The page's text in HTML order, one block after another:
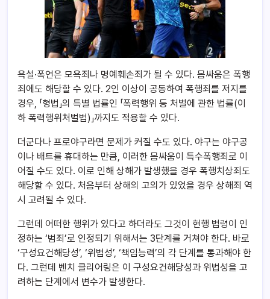
욕설·폭언은 모욕죄나 명예훼손죄가 될 수 있다. 몸싸움은 폭행
죄에도 해당할 수 있다. 2인 이상이 공동하여 폭행죄를 저지를
경우, 「형법」의 특별 법률인 「폭력행위 등 처벌에 관한 법률(이
하 폭력행위처벌법)」까지도 적용할 수 있다.
더군다나 프로야구라면 문제가 커질 수도 있다. 야구는 야구공
이나 배트를 휴대하는 만큼, 이러한 몸싸움이 특수폭행죄로 이
어질 수도 있다. 이로 인해 상해가 발생했을 경우 폭행치상죄도
해당할 수 있다. 처음부터 상해의 고의가 있었을 경우 상해죄 역
시 고려될 수 있다.
그런데 어떠한 행위가 있다고 하더라도 그것이 현행 법령이 인
정하는 ‘범죄’로 인정되기 위해서는 3단계를 거쳐야 한다. 바로
‘구성요건해당성’, ‘위법성’, ‘책임능력’의 각 단계를 통과해야 한
다. 그런데 벤치 클리어링은 이 구성요건해당성과 위법성을 고
려하는 단계에서 변수가 발생한다.